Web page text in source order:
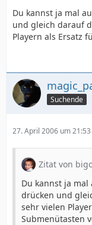
Du kannst ja mal
und gleich darauf
Playern als Ersatz
Suchende
27. April 2006 um 21:53
Zitat von
Du kannst ja mal
drücken und
sehr vielen
Submenütasten